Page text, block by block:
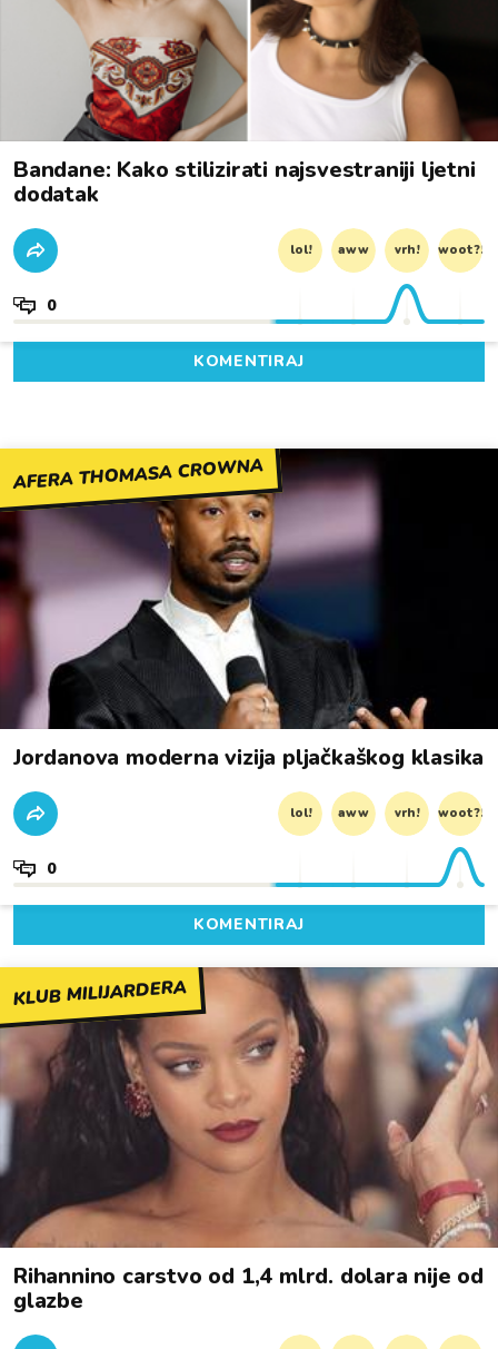
Bandane: Kako stilizirati najsvestraniji ljetni
dodatak
lol! aww vrh! woot?!
0
KOMENTIRAJ
AFERA THOMASA CROWNA
Jordanova moderna vizija pljačkaškog klasika
lol! aww vrh! woot?!
0
KOMENTIRAJ
KLUB MILIJARDERA
Rihannino carstvo od 1,4 mlrd. dolara nije od
glazbe